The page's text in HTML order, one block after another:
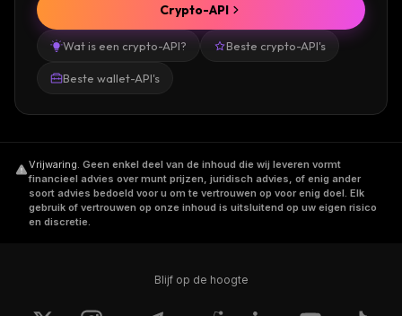
Wat is een crypto-API? Beste crypto-API's
Beste wallet-API's
Crypto-API
Vrijwaring. Geen enkel deel van de inhoud die wij leveren vormt
financieel advies over munt prijzen, juridisch advies, of enig ander
soort advies bedoeld voor u om te vertrouwen op voor enig doel. Elk
gebruik of vertrouwen op onze inhoud is uitsluitend op uw eigen risico
en discretie.
Blijf op de hoogte